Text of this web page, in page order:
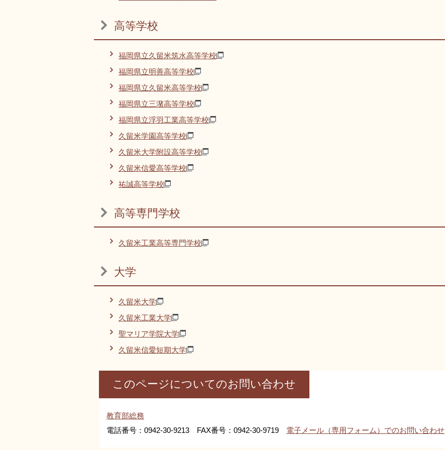
高等学校
福岡県立久留米筑水高等学校
福岡県立明善高等学校
福岡県立久留米高等学校
福岡県立三潴高等学校
福岡県立浮羽工業高等学校
久留米学園高等学校
久留米大学附設高等学校
久留米信愛高等学校
祐誠高等学校
高等専門学校
久留米工業高等専門学校
大学
久留米大学
久留米工業大学
聖マリア学院大学
久留米信愛短期大学
このページについてのお問い合わせ
教育部総務
電話番号：0942-30-9213 FAX番号：0942-30-9719 電子メール（専用フォーム）でのお問い合わせ